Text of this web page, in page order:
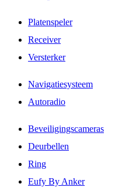
Platenspeler
Receiver
Versterker
Navigatiesysteem
Autoradio
Beveiligingscameras
Deurbellen
Ring
Eufy By Anker